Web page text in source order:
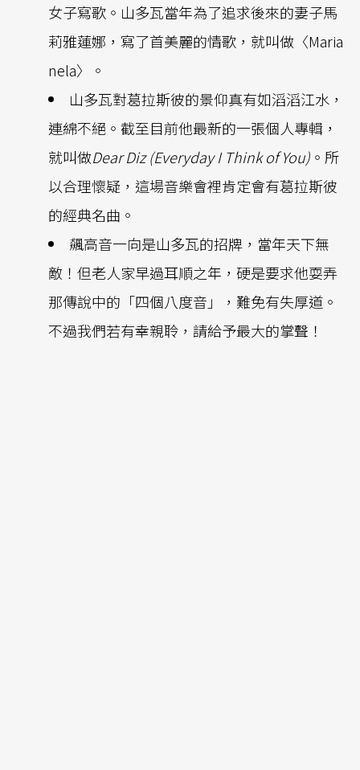
女子寫歌。山多瓦當年為了追求後來的妻子馬
莉雅蓮娜，寫了首美麗的情歌，就叫做〈Maria
nela〉。
山多瓦對葛拉斯彼的景仰真有如滔滔江水，
連綿不絕。截至目前他最新的一張個人專輯，
就叫做Dear Diz (Everyday I Think of You) 。所
以合理懷疑，這場音樂會裡肯定會有葛拉斯彼
的經典名曲。
飆高音一向是山多瓦的招牌，當年天下無
敵！但老人家早過耳順之年，硬是要求他耍弄
那傳說中的「四個八度音」，難免有失厚道。
不過我們若有幸親聆，請給予最大的掌聲！